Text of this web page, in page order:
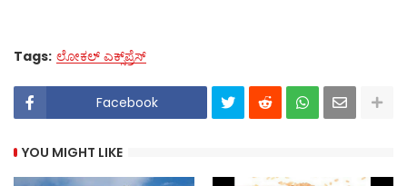
Tags: ಲೋಕಲ್ ಎಕ್ಸ್‌ಪ್ರೆಸ್‌
Facebook
YOU MIGHT LIKE